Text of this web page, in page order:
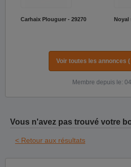
Carhaix Plouguer - 29270 Noyal
Voir toutes les annonces
Membre depuis le:
Vous n'avez pas trouvé votre
< Retour aux résultats